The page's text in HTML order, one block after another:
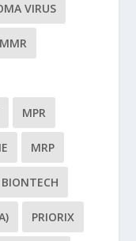
VIRUS
MMR
MPR
MRP
BIONTECH
PRIORIX